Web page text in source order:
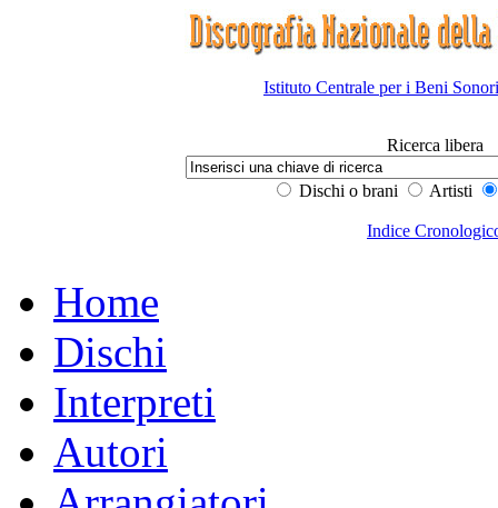
Istituto Centrale per i Beni
Ricerca libera
Dischi o brani Artisti
Indice
Home
Dischi
Interpreti
Autori